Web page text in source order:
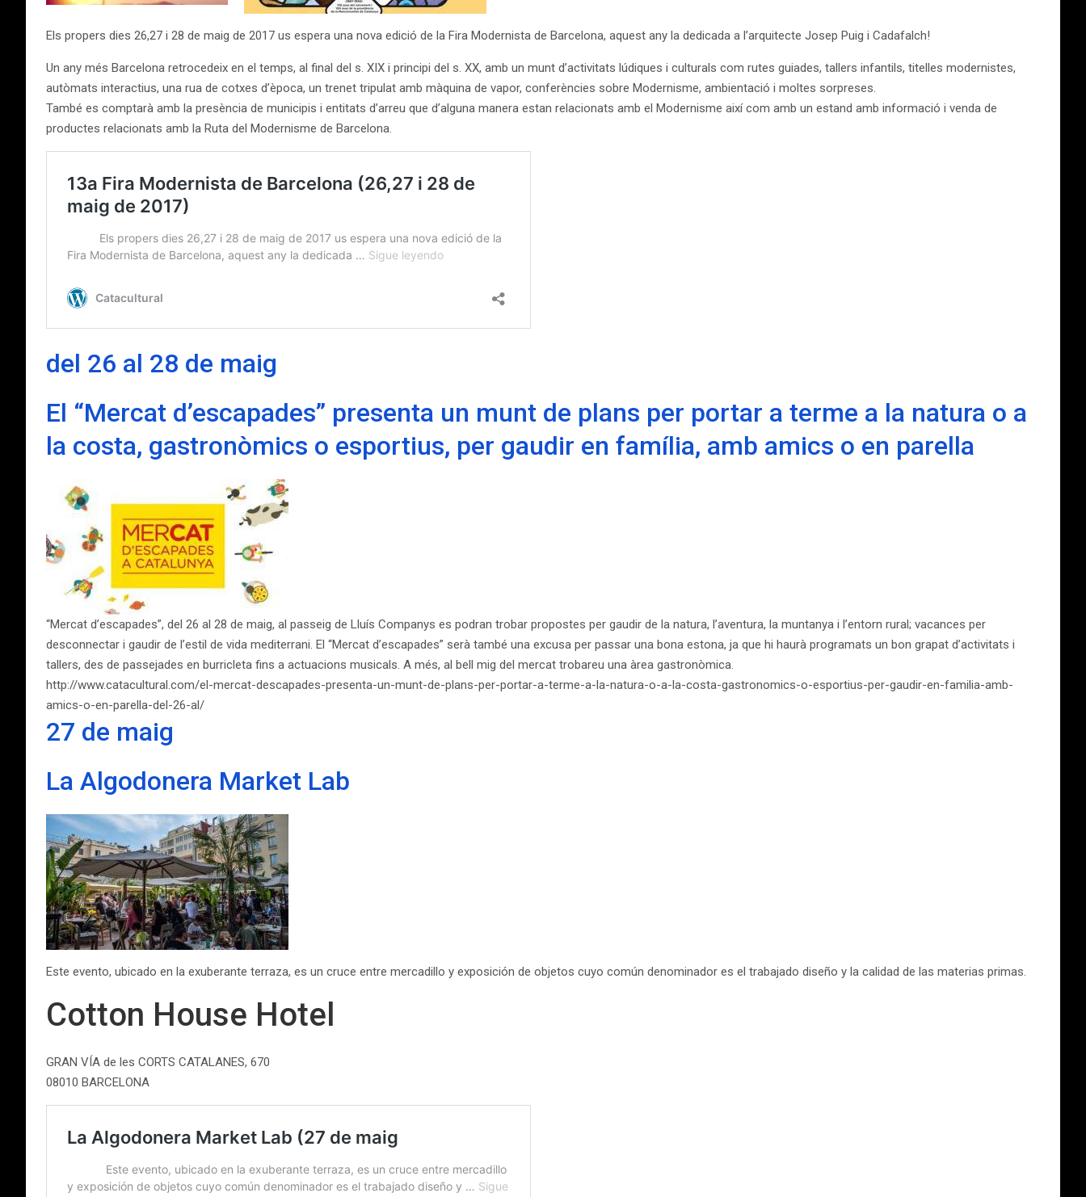
Els propers dies 26,27 i 28 de maig de 2017 us espera una nova edició de la Fira Modernista de Barcelona, aquest any la dedicada a l’arquitecte Josep Puig i Cadafalch!
Un any més Barcelona retrocedeix en el temps, al final del s. XIX i principi del s. XX, amb un munt d’activitats lúdiques i culturals com rutes guiades, tallers infantils, titelles modernistes,
autòmats interactius, una rua de cotxes d’època, un trenet tripulat amb màquina de vapor, conferències sobre Modernisme, ambientació i moltes sorpreses.
També es comptarà amb la presència de municipis i entitats d’arreu que d’alguna manera estan relacionats amb el Modernisme així com amb un estand amb informació i venda de
productes relacionats amb la Ruta del Modernisme de Barcelona.
del 26 al 28 de maig
El “Mercat d’escapades” presenta un munt de plans per portar a terme a la natura o a
la costa, gastronòmics o esportius, per gaudir en família, amb amics o en parella
“Mercat d’escapades”, del 26 al 28 de maig, al passeig de Lluís Companys es podran trobar propostes per gaudir de la natura, l’aventura, la muntanya i l’entorn rural; vacances per
desconnectar i gaudir de l’estil de vida mediterrani. El “Mercat d’escapades” serà també una excusa per passar una bona estona, ja que hi haurà programats un bon grapat d’activitats i
tallers, des de passejades en burricleta fins a actuacions musicals. A més, al bell mig del mercat trobareu una àrea gastronòmica.
http://www.catacultural.com/el-mercat-descapades-presenta-un-munt-de-plans-per-portar-a-terme-a-la-natura-o-a-la-costa-gastronomics-o-esportius-per-gaudir-en-familia-amb-
amics-o-en-parella-del-26-al/
27 de maig
La Algodonera Market Lab
Este evento, ubicado en la exuberante terraza, es un cruce entre mercadillo y exposición de objetos cuyo común denominador es el trabajado diseño y la calidad de las materias primas.
Cotton House Hotel
GRAN VÍA de les CORTS CATALANES, 670
08010 BARCELONA